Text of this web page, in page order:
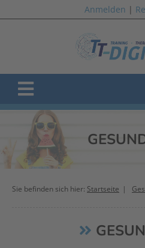
Anmelden |
Sie befinden sich hier: Startseite